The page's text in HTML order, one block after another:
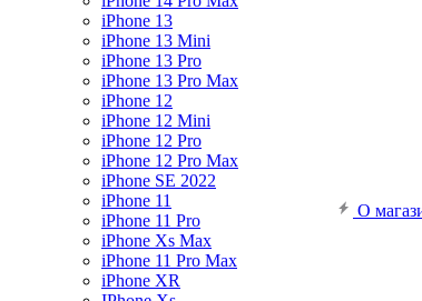
iPhone 13
iPhone 13 Mini
iPhone 13 Pro
iPhone 13 Pro Max
iPhone 12
iPhone 12 Mini
iPhone 12 Pro
iPhone 12 Pro Max
iPhone SE 2022
iPhone 11
iPhone 11 Pro
iPhone Xs Max
iPhone 11 Pro Max
iPhone XR
О